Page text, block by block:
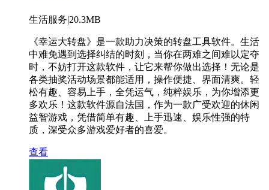
生活服务|20.3MB
《幸运大转盘》是一款助力决策的转盘工具软件。生活
中难免遇到选择纠结的时刻，当你在两难之间难以定夺
时，不妨打开这款软件，让它来帮你做出选择！无论是
各类抽奖活动场景都能适用，操作便捷、界面清爽。轻
松有趣、容易上手，全凭运气，纯粹娱乐，为你增添更
多欢乐！这款软件源自法国，作为一款广受欢迎的休闲
益智游戏，凭借简单有趣、上手迅速、娱乐性强的特
质，深受众多游戏爱好者的喜爱。
查看